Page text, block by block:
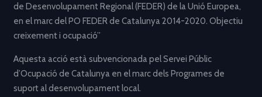
de Desenvolupament Regional (FEDER) de la Unió Europea,
en el marc del PO FEDER de Catalunya 2014-2020. Objectiu
creixement i ocupació”
Aquesta acció està subvencionada pel Servei Públic
d’Ocupació de Catalunya en el marc dels Programes de
suport al desenvolupament local.